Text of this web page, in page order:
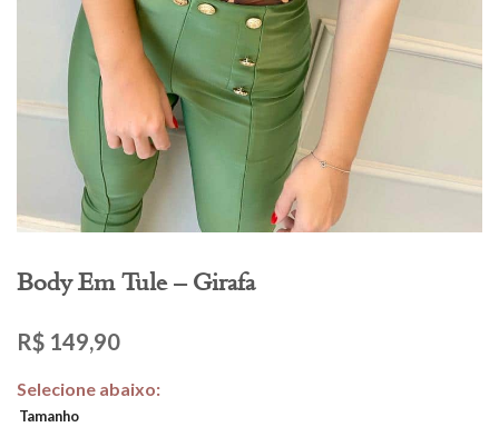
Body Em Tule – Girafa
R$ 149,90
Tamanho